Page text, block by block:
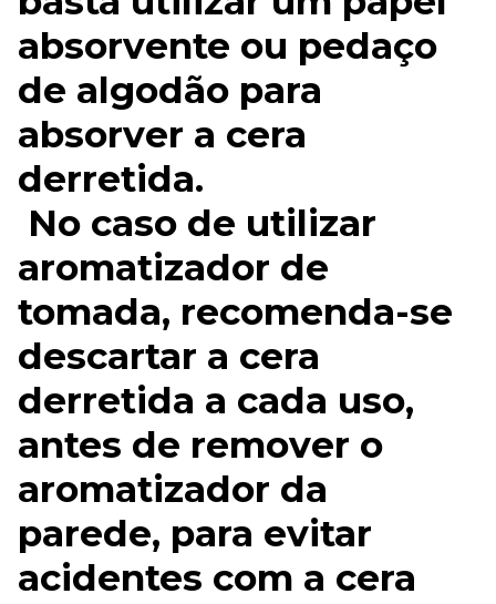
absorvente ou pedaço
de algodão para
absorver a cera
derretida.
No caso de utilizar
aromatizador de
tomada, recomenda-se
descartar a cera
derretida a cada uso,
antes de remover o
aromatizador da
parede, para evitar
acidentes com a cera